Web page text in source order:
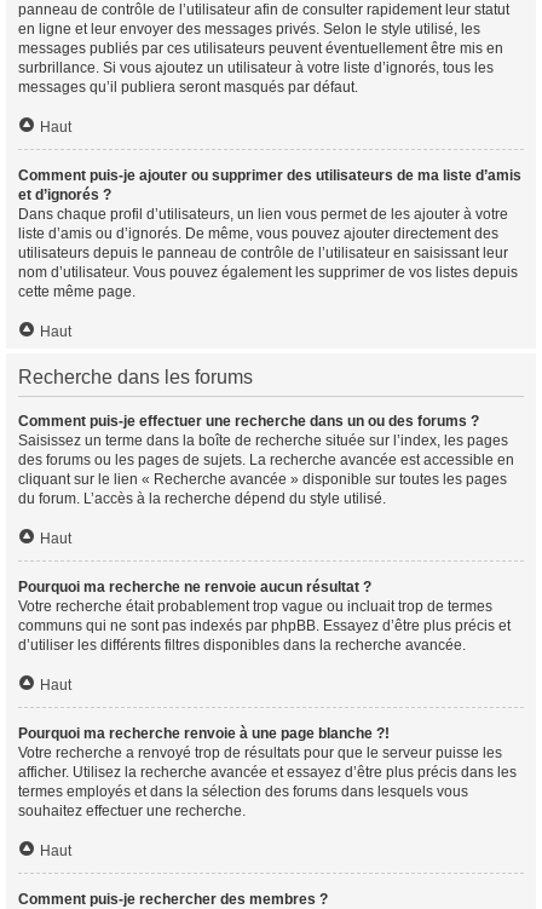
panneau de contrôle de l’utilisateur afin de consulter rapidement leur statut
en ligne et leur envoyer des messages privés. Selon le style utilisé, les
messages publiés par ces utilisateurs peuvent éventuellement être mis en
surbrillance. Si vous ajoutez un utilisateur à votre liste d’ignorés, tous les
messages qu’il publiera seront masqués par défaut.
Haut
Comment puis-je ajouter ou supprimer des utilisateurs de ma liste d’amis
et d’ignorés ?
Dans chaque profil d’utilisateurs, un lien vous permet de les ajouter à votre
liste d’amis ou d’ignorés. De même, vous pouvez ajouter directement des
utilisateurs depuis le panneau de contrôle de l’utilisateur en saisissant leur
nom d’utilisateur. Vous pouvez également les supprimer de vos listes depuis
cette même page.
Haut
Recherche dans les forums
Comment puis-je effectuer une recherche dans un ou des forums ?
Saisissez un terme dans la boîte de recherche située sur l’index, les pages
des forums ou les pages de sujets. La recherche avancée est accessible en
cliquant sur le lien « Recherche avancée » disponible sur toutes les pages
du forum. L’accès à la recherche dépend du style utilisé.
Haut
Pourquoi ma recherche ne renvoie aucun résultat ?
Votre recherche était probablement trop vague ou incluait trop de termes
communs qui ne sont pas indexés par phpBB. Essayez d’être plus précis et
d’utiliser les différents filtres disponibles dans la recherche avancée.
Haut
Pourquoi ma recherche renvoie à une page blanche ?!
Votre recherche a renvoyé trop de résultats pour que le serveur puisse les
afficher. Utilisez la recherche avancée et essayez d’être plus précis dans les
termes employés et dans la sélection des forums dans lesquels vous
souhaitez effectuer une recherche.
Haut
Comment puis-je rechercher des membres ?